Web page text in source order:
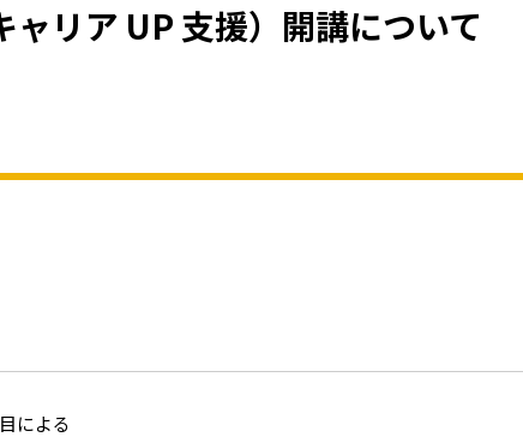
リア UP 支援）開講について
による